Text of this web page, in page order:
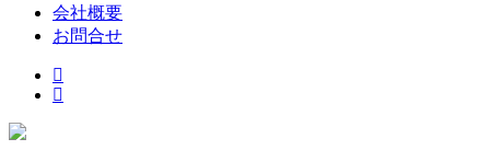
会社概要
お問合せ